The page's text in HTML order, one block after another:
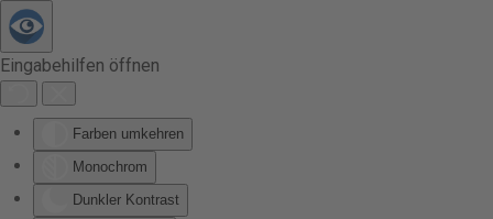
Eingabehilfen öffnen
Farben umkehren
Monochrom
Dunkler Kontrast
Zum Hauptinhalt springen